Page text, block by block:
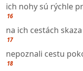
ich nohy sú rýchle
16
na ich cestách
17
nepoznali cestu
18